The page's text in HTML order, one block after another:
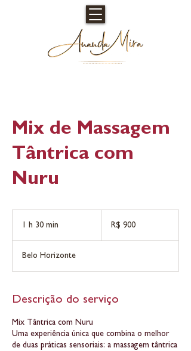
Mix de Massagem
Tântrica com
Nuru
1 h 30 min
m
i
brasileiros
R$ 900
Belo Horizonte
Descrição do serviço
Mix Tântrica com Nuru
Uma experiência única que combina o melhor
de duas práticas sensoriais: a massagem tântrica